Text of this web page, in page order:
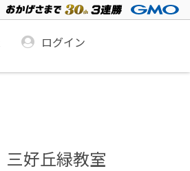
ログイン
好丘緑教室